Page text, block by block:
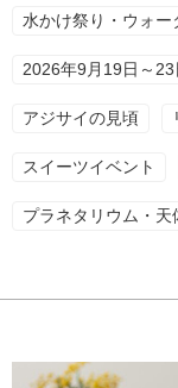
水かけ祭り・ウォー
2026年9月19日～23
アジサイの見頃
スイーツイベント
プラネタリウム・天